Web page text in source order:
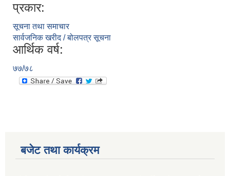
प्रकार:
सूचना तथा समाचार
सार्वजनिक खरीद / बोलपत्र सूचना
आर्थिक वर्ष:
७७/७८
बजेट तथा कार्यक्रम